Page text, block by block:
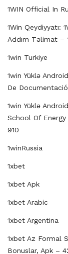
1WIN Official In
1Win Qeydiyyatı:
Addım Təlimat –
1win Turkiye
1win Yüklə
De
1win Yüklə
School Of
910
1winRussia
1xbet
1xbet Apk
1xbet Arabic
1xbet Argentina
1xbet Az Formal
Bonuslar, Apk –